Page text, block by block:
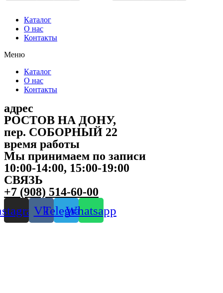
Каталог
О нас
Контакты
Меню
Каталог
О нас
Контакты
адрес
РОСТОВ НА ДОНУ,
пер. СОБОРНЫЙ 22
время работы
Мы принимаем по записи
10:00-14:00, 15:00-19:00
СВЯЗЬ
+7 (908) 514-60-00
VkTelegramWhatsapp